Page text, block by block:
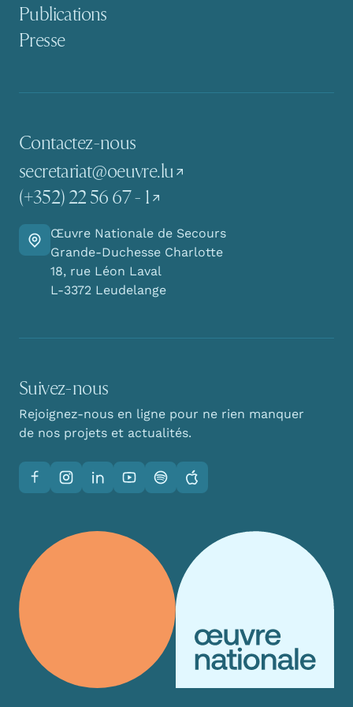
Publications
Presse
Contactez-nous
secretariat@oeuvre.lu
(+352) 22 56 67 - 1
Y allerŒuvre Nationale de Secours
Grande-Duchesse Charlotte
18, rue Léon Laval
L-3372 Leudelange
Suivez-nous
Rejoignez-nous en ligne pour ne rien manquer
de nos projets et actualités.
FacebookInstagramLinkedInYouTubeSpotifyApple